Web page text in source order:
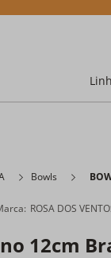
Bowls
ROSA DOS
12cm